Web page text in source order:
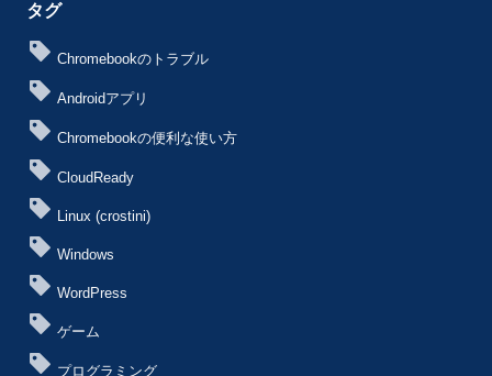
タグ
Chromebookのトラブル
Androidアプリ
Chromebookの便利な使い方
CloudReady
Linux (crostini)
Windows
WordPress
ゲーム
プログラミング